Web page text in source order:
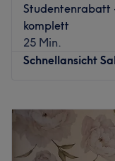
Studentenrabatt
komplett
25 Min.
Schnellansicht
Dienstag
Donnerstag